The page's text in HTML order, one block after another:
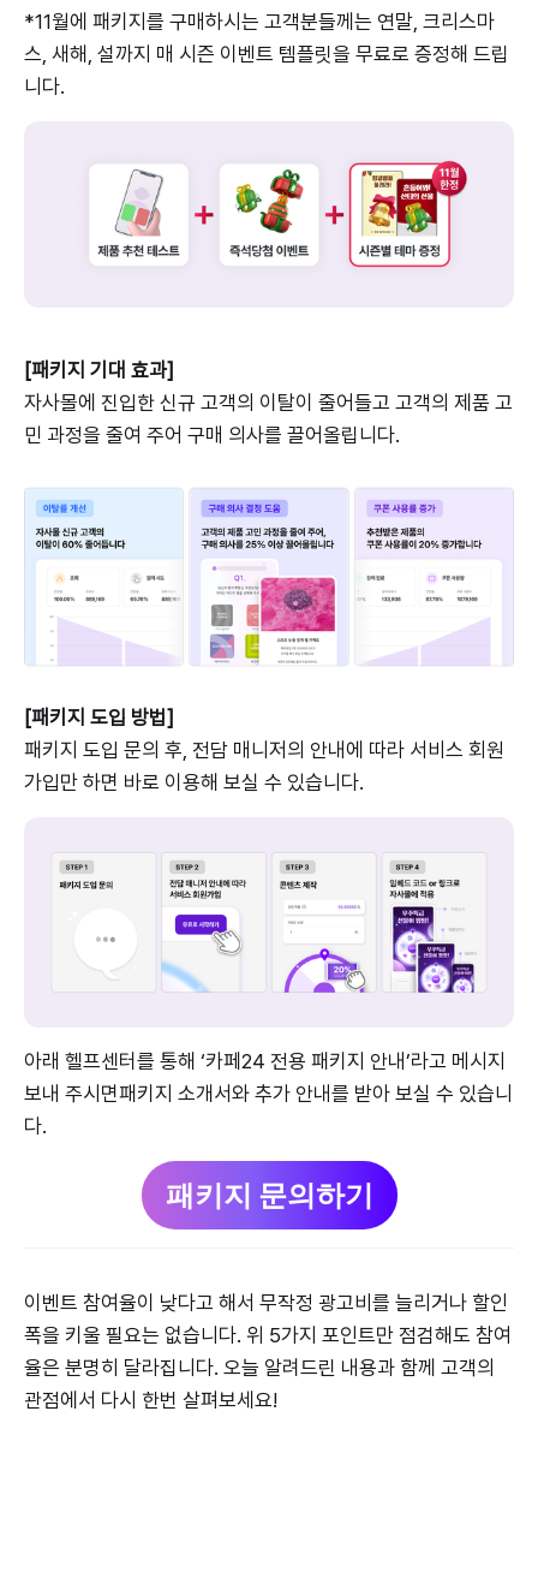
*11월에 패키지를 구매하시는 고객분들께는 연말, 크리스마
스, 새해, 설까지 매 시즌 이벤트 템플릿을 무료로 증정해 드립
니다.
[패키지 기대 효과]
자사몰에 진입한 신규 고객의 이탈이 줄어들고 고객의 제품 고
민 과정을 줄여 주어 구매 의사를 끌어올립니다.
[패키지 도입 방법]
패키지 도입 문의 후, 전담 매니저의 안내에 따라 서비스 회원
가입만 하면 바로 이용해 보실 수 있습니다.
아래 헬프센터를 통해 ‘카페24 전용 패키지 안내’라고 메시지
보내 주시면패키지 소개서와 추가 안내를 받아 보실 수 있습니
다.
패키지 문의하기
이벤트 참여율이 낮다고 해서 무작정 광고비를 늘리거나 할인
폭을 키울 필요는 없습니다. 위 5가지 포인트만 점검해도 참여
율은 분명히 달라집니다. 오늘 알려드린 내용과 함께 고객의
관점에서 다시 한번 살펴보세요!